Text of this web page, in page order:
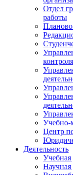
Отдел
работы
контроля
Учебно-
Центр
Деятельность
Учебная
Научная